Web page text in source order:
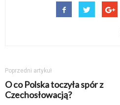
Poprzedni artykuł
O co Polska toczyła spór z
Czechosłowacją?